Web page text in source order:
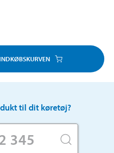
til dit køretøj?